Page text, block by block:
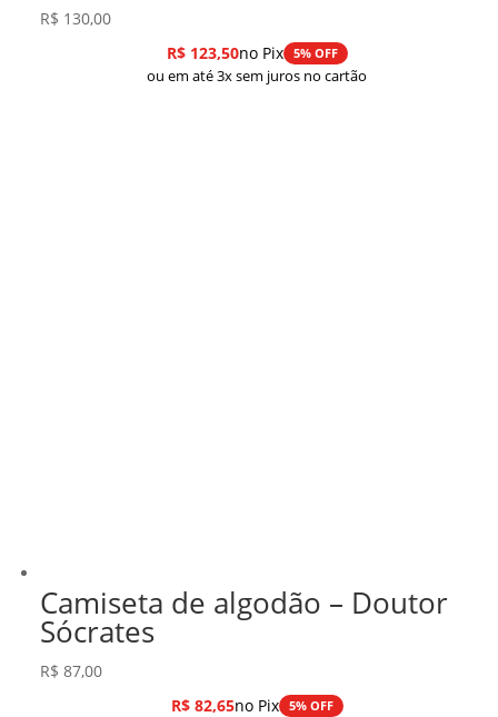
R$ 130,00
R$123,50no Pix 5% OFF
ou em até 3x sem juros no cartão
Camiseta de algodão – Doutor
Sócrates
R$ 87,00
R$82,65no Pix 5% OFF